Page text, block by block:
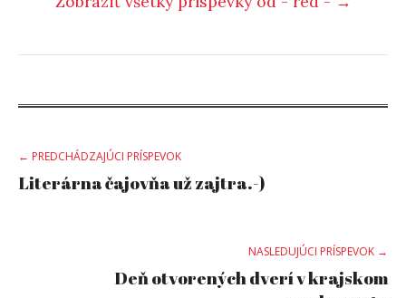
Post
← PREDCHÁDZAJÚCI PRÍSPEVOK
Literárna čajovňa už zajtra.-)
NASLEDUJÚCI PRÍSPEVOK →
Deň otvorených dverí v krajskom